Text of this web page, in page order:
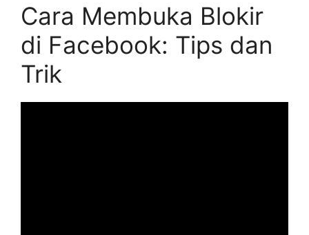
Cara Membuka Blokir
di Facebook: Tips dan
Trik